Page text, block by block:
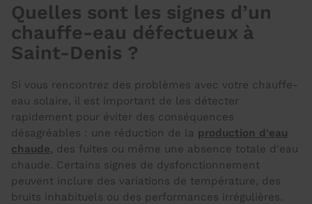
Quelles sont les signes d’un
chauffe-eau défectueux à
Saint-Denis ?
Si vous rencontrez des problèmes avec votre chauffe-
eau solaire, il est important de les détecter
rapidement pour éviter des conséquences
désagréables : une réduction de la production d'eau
chaude, des fuites ou même une absence totale d'eau
chaude. Certains signes de dysfonctionnement
peuvent inclure des variations de température, des
bruits inhabituels ou des performances irrégulières.